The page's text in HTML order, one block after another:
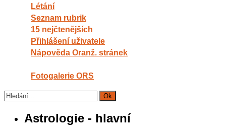
Létání
Seznam rubrik
15 nejčtenějších
Přihlášení uživatele
Nápověda Oranž. stránek
Fotogalerie ORS
Astrologie - hlavní